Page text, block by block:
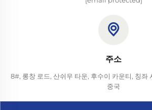
주소
8#, 롱창 로드, 산쉬우 타운, 후수이 카운티, 칭좌
중국